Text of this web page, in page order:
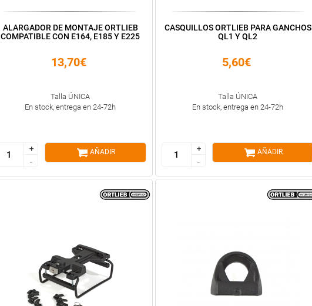
ALARGADOR DE MONTAJE ORTLIEB
COMPATIBLE CON E164, E185 Y E225
13,70€
Talla ÚNICA
En stock, entrega en 24-72h
+
-
+
-
AÑADIR
CASQUILLOS ORTLIEB PARA GANCHOS
QL1 Y QL2
5,60€
Talla ÚNICA
En stock, entrega en 24-72h
+
-
+
-
AÑADIR